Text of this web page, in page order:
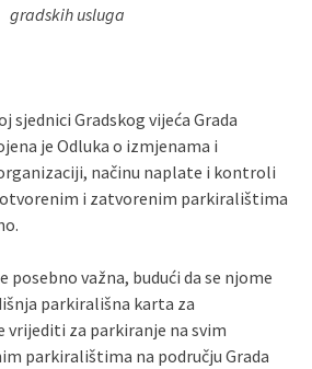
gradskih usluga
sjednici Gradskog vijeća Grada
je Odluka o izmjenama i
načinu naplate i kontroli
i zatvorenim parkiralištima
posebno važna, budući da se njome
parkirališna karta za
vrijediti za parkiranje na svim
parkiralištima na području Grada